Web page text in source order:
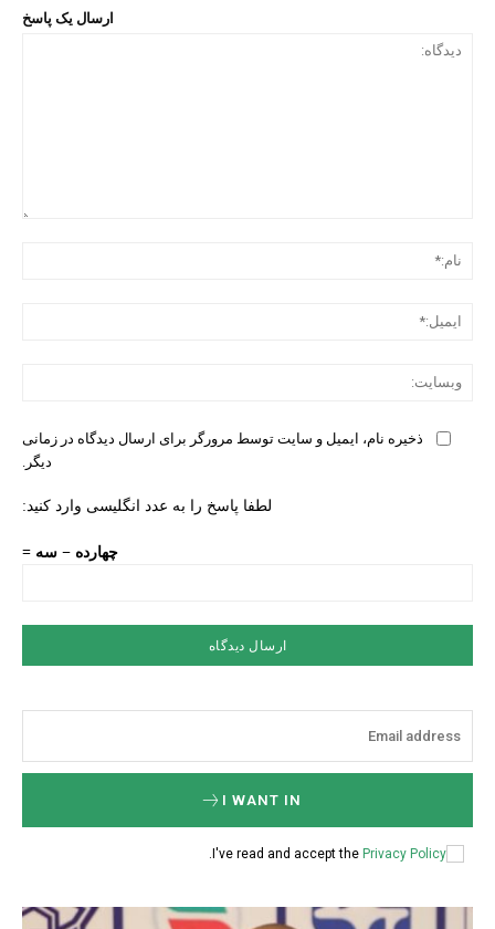
ارسال یک پاسخ
ذخیره نام، ایمیل و سایت توسط مرورگر برای ارسال دیدگاه در زمانی
دیگر.
لطفا پاسخ را به عدد انگلیسی وارد کنید:
چهارده − سه =
I WANT IN
I've read and accept the Privacy Policy